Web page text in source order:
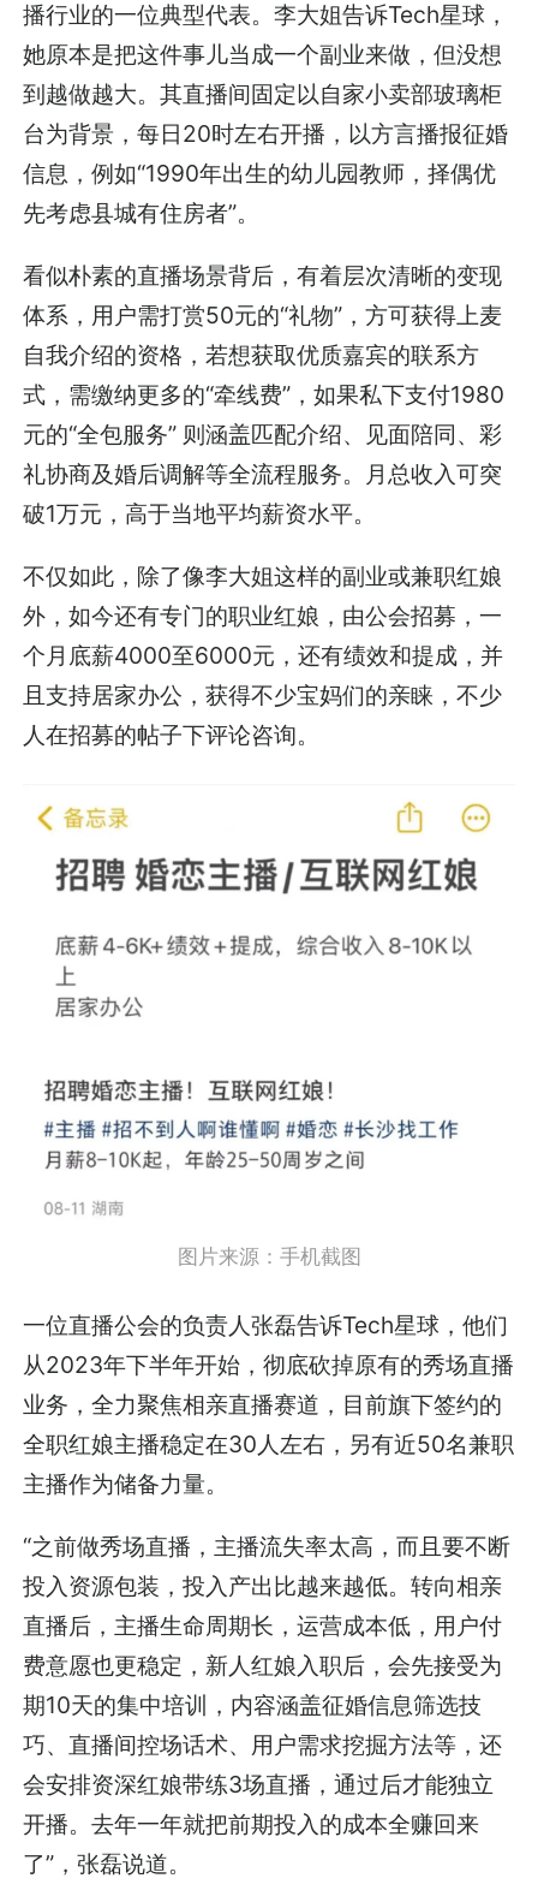
播行业的一位典型代表。李大姐告诉Tech星球，
她原本是把这件事儿当成一个副业来做，但没想
到越做越大。其直播间固定以自家小卖部玻璃柜
台为背景，每日20时左右开播，以方言播报征婚
信息，例如“1990年出生的幼儿园教师，择偶优
先考虑县城有住房者”。
看似朴素的直播场景背后，有着层次清晰的变现
体系，用户需打赏50元的“礼物”，方可获得上麦
自我介绍的资格，若想获取优质嘉宾的联系方
式，需缴纳更多的“牵线费”，如果私下支付1980
元的“全包服务” 则涵盖匹配介绍、见面陪同、彩
礼协商及婚后调解等全流程服务。月总收入可突
破1万元，高于当地平均薪资水平。
不仅如此，除了像李大姐这样的副业或兼职红娘
外，如今还有专门的职业红娘，由公会招募，一
个月底薪4000至6000元，还有绩效和提成，并
且支持居家办公，获得不少宝妈们的亲睐，不少
人在招募的帖子下评论咨询。
图片来源：手机截图
一位直播公会的负责人张磊告诉Tech星球，他们
从2023年下半年开始，彻底砍掉原有的秀场直播
业务，全力聚焦相亲直播赛道，目前旗下签约的
全职红娘主播稳定在30人左右，另有近50名兼职
主播作为储备力量。
“之前做秀场直播，主播流失率太高，而且要不断
投入资源包装，投入产出比越来越低。转向相亲
直播后，主播生命周期长，运营成本低，用户付
费意愿也更稳定，新人红娘入职后，会先接受为
期10天的集中培训，内容涵盖征婚信息筛选技
巧、直播间控场话术、用户需求挖掘方法等，还
会安排资深红娘带练3场直播，通过后才能独立
开播。去年一年就把前期投入的成本全赚回来
了”，张磊说道。